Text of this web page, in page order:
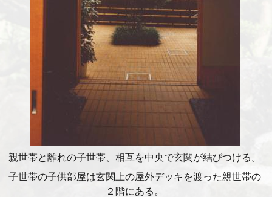
親世帯と離れの子世帯、相互を中央で玄関が結びつける。
子世帯の子供部屋は玄関上の屋外デッキを渡った親世帯の
２階にある。